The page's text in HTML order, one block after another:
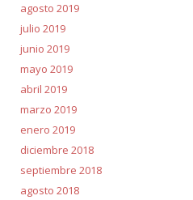
agosto 2019
julio 2019
junio 2019
mayo 2019
abril 2019
marzo 2019
enero 2019
diciembre 2018
septiembre 2018
agosto 2018